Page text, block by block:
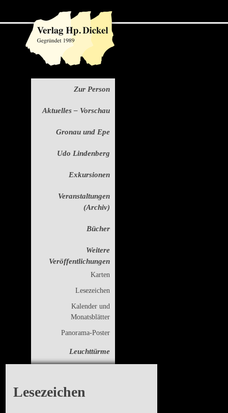
Zur Person
Aktuelles – Vorschau
Gronau und Epe
Udo Lindenberg
Exkursionen
Veranstaltungen
(Archiv)
Bücher
Weitere
Veröffentlichungen
Karten
Lesezeichen
Kalender und
Monatsblätter
Panorama-Poster
Leuchttürme
Lesezeichen